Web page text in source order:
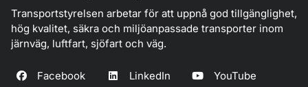
Transportstyrelsen arbetar för att uppnå god tillgänglighet,
hög kvalitet, säkra och miljöanpassade transporter inom
järnväg, luftfart, sjöfart och väg.
Facebook LinkedIn YouTube